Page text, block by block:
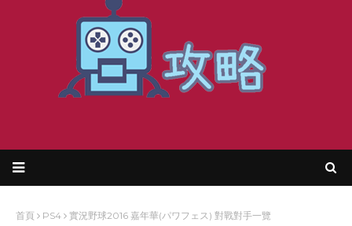
首頁 PS4 實況野球2016 嘉年華(パワフェス) 對戰對手一覽